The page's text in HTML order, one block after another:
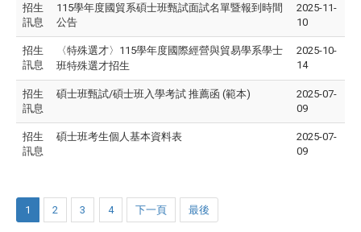
招生
訊息
115學年度國貿系碩士班甄試面試名單暨報到時間
公告
2025-11-
10
招生
訊息
〈特殊選才〉 115學年度國際經營與貿易學系學士
班特殊選才招生
2025-10-
14
招生
訊息
碩士班甄試/碩士班入學考試 推薦函 (範本)
2025-07-
09
招生
訊息
碩士班考生個人基本資料表
2025-07-
09
1 2 3 4 下一頁 最後